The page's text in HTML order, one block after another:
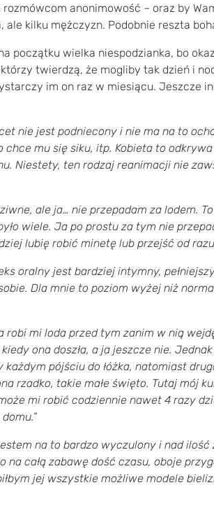
anonimowość – oraz by
kilku mężczyzn. Podobnie reszta
początku wielka niespodzianka, bo
twierdzą, że mogliby tak dzień i
im on raz w miesiącu. Jeszcze
nie jest podniecony i nie ma na to
chce mu się siku, itp. Kobieta to
Niestety, ten rodzaj reanimacji nie
ale ja… nie przepadam za lodem.
wiele. Ja po prostu za tym nie
lubię robić minetę lub przejść od
oralny jest bardziej intymny,
Dla mnie to poziom wyżej niż
robi mi loda przed tym zanim w nią
ona doszła, a ja jeszcze nie.
pójściu do łóżka, natomiast
rzadko, takie małe święto. Tutaj mój
mi robić codziennie nawet 4 razy
na to bardzo wyczulony i nad
na całą zabawę dość czasu, oboje
jej wszystkie możliwe modele